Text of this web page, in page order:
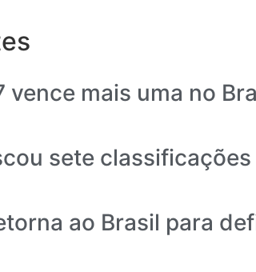
vence mais uma no
sete
ao Brasil para